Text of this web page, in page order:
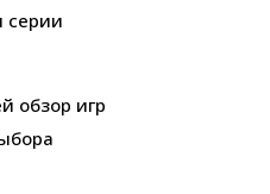
серии
обзор игр